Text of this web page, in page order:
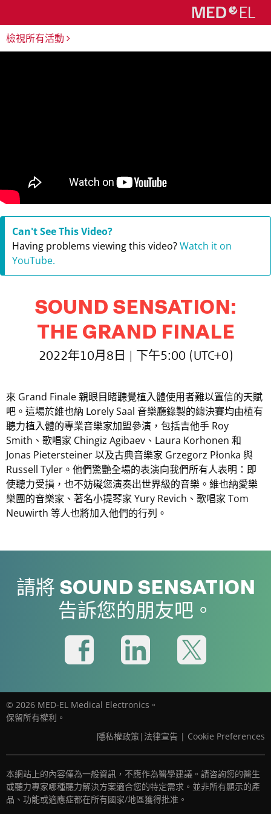
檢視所有活動
Can't See This Video?
Having problems viewing this video?Watch it on
YouTube.
SOUND SENSATION:
THE GRAND FINALE
2022年10月8日 | 下午5:00 (UTC+0)
來 Grand Finale 親眼目睹聽覺植入體使用者難以置信的天賦
吧。這場於維也納 Lorely Saal 音樂廳錄製的總決賽均由植有
聽力植入體的專業音樂家加盟參演，包括吉他手 Roy
Smith、歌唱家 Chingiz Agibaev、Laura Korhonen 和
Jonas Pietersteiner 以及古典音樂家 Grzegorz Płonka 與
Russell Tyler。他們驚艷全場的表演向我們所有人表明：即
使聽力受損，也不妨礙您演奏出世界級的音樂。維也納愛樂
樂團的音樂家、著名小提琴家 Yury Revich、歌唱家 Tom
Neuwirth 等人也將加入他們的行列。
請將 SOUND SENSATION
告訴您的朋友吧。
© 2026 MED-EL Medical Electronics。
保留所有權利。
隱私權政策| 法律宣告 | Cookie Preferences
本網站上的內容僅為一般資訊，不應作為醫學建議。請咨詢您的醫生
或聽力專家哪種聽力解決方案適合您的特定需求。並非所有顯示的產
品、功能或適應症都在所有國家/地區獲得批准。